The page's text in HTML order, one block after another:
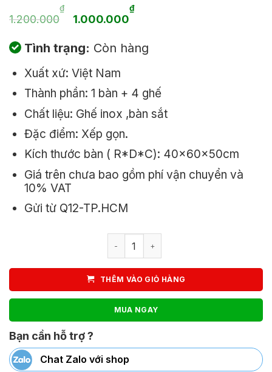
1.200.000
₫
Giá
gốc
là:
1.200.000₫.
1.000.000
₫Giá
tại
là:
1.000.000₫.
Tình trạng: Còn hàng
Xuất xứ: Việt Nam
Thành phần: 1 bàn + 4 ghế
Chất liệu: Ghế inox ,bàn sắt
Đặc điểm: Xếp gọn.
Kích thước bàn ( R*D*C): 40x60x50cm
Giá trên chưa bao gồm phí vận chuyển và
10% VAT
Gửi từ Q12-TP.HCM
THÊM VÀO GIỎ HÀNG
MUA NGAY
Bạn cần hỗ trợ ?
Chat Zalo với shop